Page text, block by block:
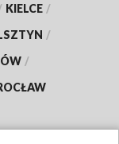
KIELCE /
/
/